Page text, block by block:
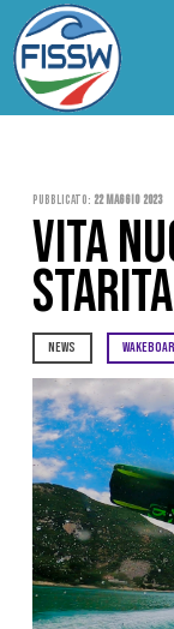
Pubblicato: 22 Maggio 2023
VITA
NEWS